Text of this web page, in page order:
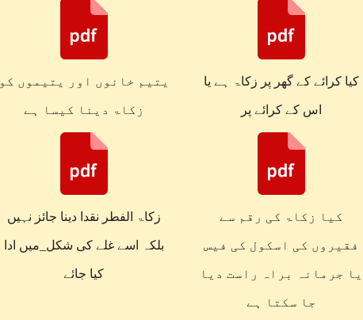
یتیم خانوں اور یتیموں کو
زکاۃ دینا کیسا ہے
کیا کرائے کے گھر پر زکاۃ ہے یا
اس کے کرائے پر
زکاۃ الفطر نقدا دینا جائز نہیں
بلکہ اسے غلے کی شکل_میں ادا
کیا جائے
کیا زکاۃ کی رقم سے
فقیروں کی اسکول کی فیس
یا جرمانہ براہ راست دیا
جا سکتا ہے